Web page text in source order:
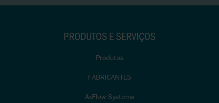
PRODUTOS E SERVIÇOS
Produtos
FABRICANTES
AxFlow Systems